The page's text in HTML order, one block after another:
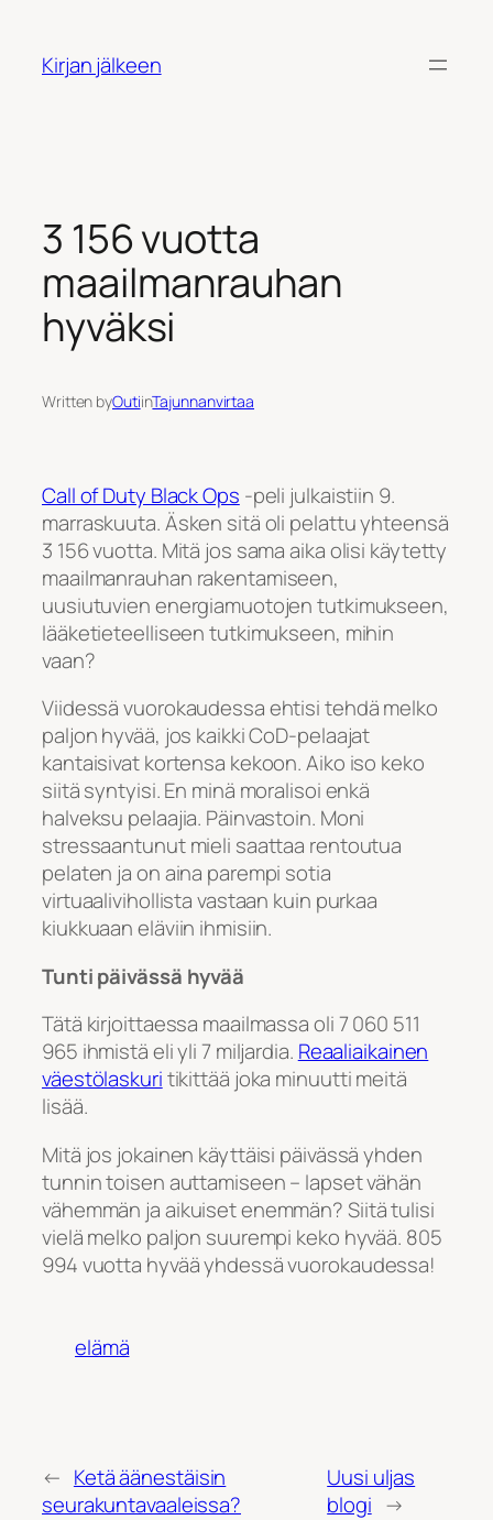
Kirjan jälkeen
3 156 vuotta
maailmanrauhan
hyväksi
Written byOutiinTajunnanvirtaa
Call of Duty Black Ops -peli julkaistiin 9.
marraskuuta. Äsken sitä oli pelattu yhteensä
3 156 vuotta. Mitä jos sama aika olisi käytetty
maailmanrauhan rakentamiseen,
uusiutuvien energiamuotojen tutkimukseen,
lääketieteelliseen tutkimukseen, mihin
vaan?
Viidessä vuorokaudessa ehtisi tehdä melko
paljon hyvää, jos kaikki CoD-pelaajat
kantaisivat kortensa kekoon. Aiko iso keko
siitä syntyisi. En minä moralisoi enkä
halveksu pelaajia. Päinvastoin. Moni
stressaantunut mieli saattaa rentoutua
pelaten ja on aina parempi sotia
virtuaalivihollista vastaan kuin purkaa
kiukkuaan eläviin ihmisiin.
Tunti päivässä hyvää
Tätä kirjoittaessa maailmassa oli 7 060 511
965 ihmistä eli yli 7 miljardia. Reaaliaikainen
väestölaskuritikittää joka minuutti meitä
lisää.
Mitä jos jokainen käyttäisi päivässä yhden
tunnin toisen auttamiseen – lapset vähän
vähemmän ja aikuiset enemmän? Siitä tulisi
vielä melko paljon suurempi keko hyvää. 805
994 vuotta hyvää yhdessä vuorokaudessa!
elämä
← Ketä äänestäisin
seurakuntavaaleissa?
Uusi uljas
blogi →